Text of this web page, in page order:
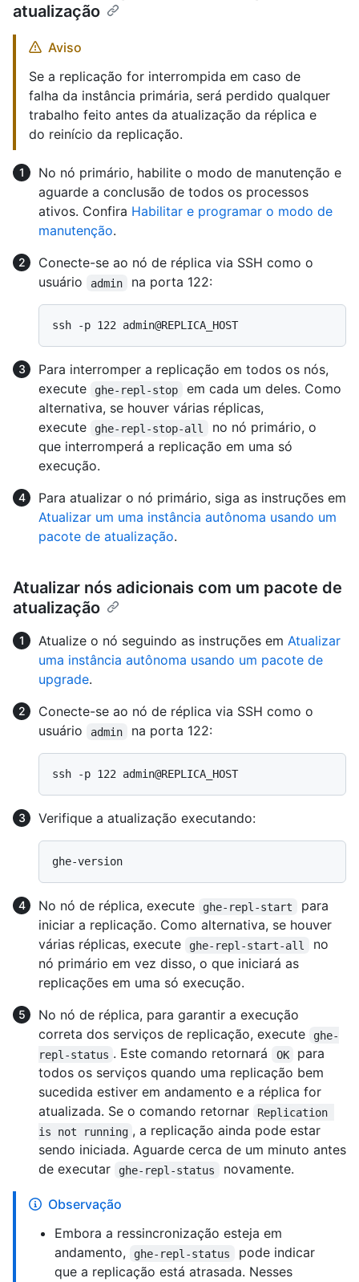
atualização
Aviso
Se a replicação for interrompida em caso de
falha da instância primária, será perdido qualquer
trabalho feito antes da atualização da réplica e
do reinício da replicação.
No nó primário, habilite o modo de manutenção e
aguarde a conclusão de todos os processos
ativos. Confira Habilitar e programar o modo de
manutenção.
Conecte-se ao nó de réplica via SSH como o
usuário
admin na porta 122:
Para interromper a replicação em todos os nós,
execute
ghe-repl-stop
em cada um deles. Como
alternativa, se houver várias réplicas,
execute
ghe-repl-stop-all
no nó primário, o
que interromperá a replicação em uma só
execução.
Para atualizar o nó primário, siga as instruções em
Atualizar um uma instância autônoma usando um
pacote de atualização.
Atualizar nós adicionais com um pacote de
atualização
Atualize o nó seguindo as instruções em Atualizar
uma instância autônoma usando um pacote de
upgrade.
Conecte-se ao nó de réplica via SSH como o
usuário
admin na porta 122:
Verifique a atualização executando:
No nó de réplica, execute ghe-repl-start
para
iniciar a replicação. Como alternativa, se houver
várias réplicas, execute
ghe-repl-start-all
no
nó primário em vez disso, o que iniciará as
replicações em uma só execução.
No nó de réplica, para garantir a execução
correta dos serviços de replicação, execute
ghe-
repl-status . Este comando retornará OK
para
todos os serviços quando uma replicação bem
sucedida estiver em andamento e a réplica for
atualizada. Se o comando retornar
Replication
is not running , a replicação ainda pode estar
sendo iniciada. Aguarde cerca de um minuto antes
de executar
ghe-repl-status novamente.
Observação
Embora a ressincronização esteja em
andamento,
ghe-repl-status
pode indicar
que a replicação está atrasada. Nesses